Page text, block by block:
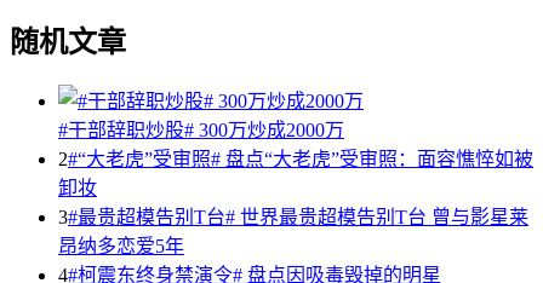
随机文章
#干部辞职炒股# 300万炒成2000万
2#“大老虎”受审照# 盘点“大老虎”受审照：面容憔悴如被
卸妆
3#最贵超模告别T台# 世界最贵超模告别T台 曾与影星莱
昂纳多恋爱5年
4#柯震东终身禁演令# 盘点因吸毒毁掉的明星